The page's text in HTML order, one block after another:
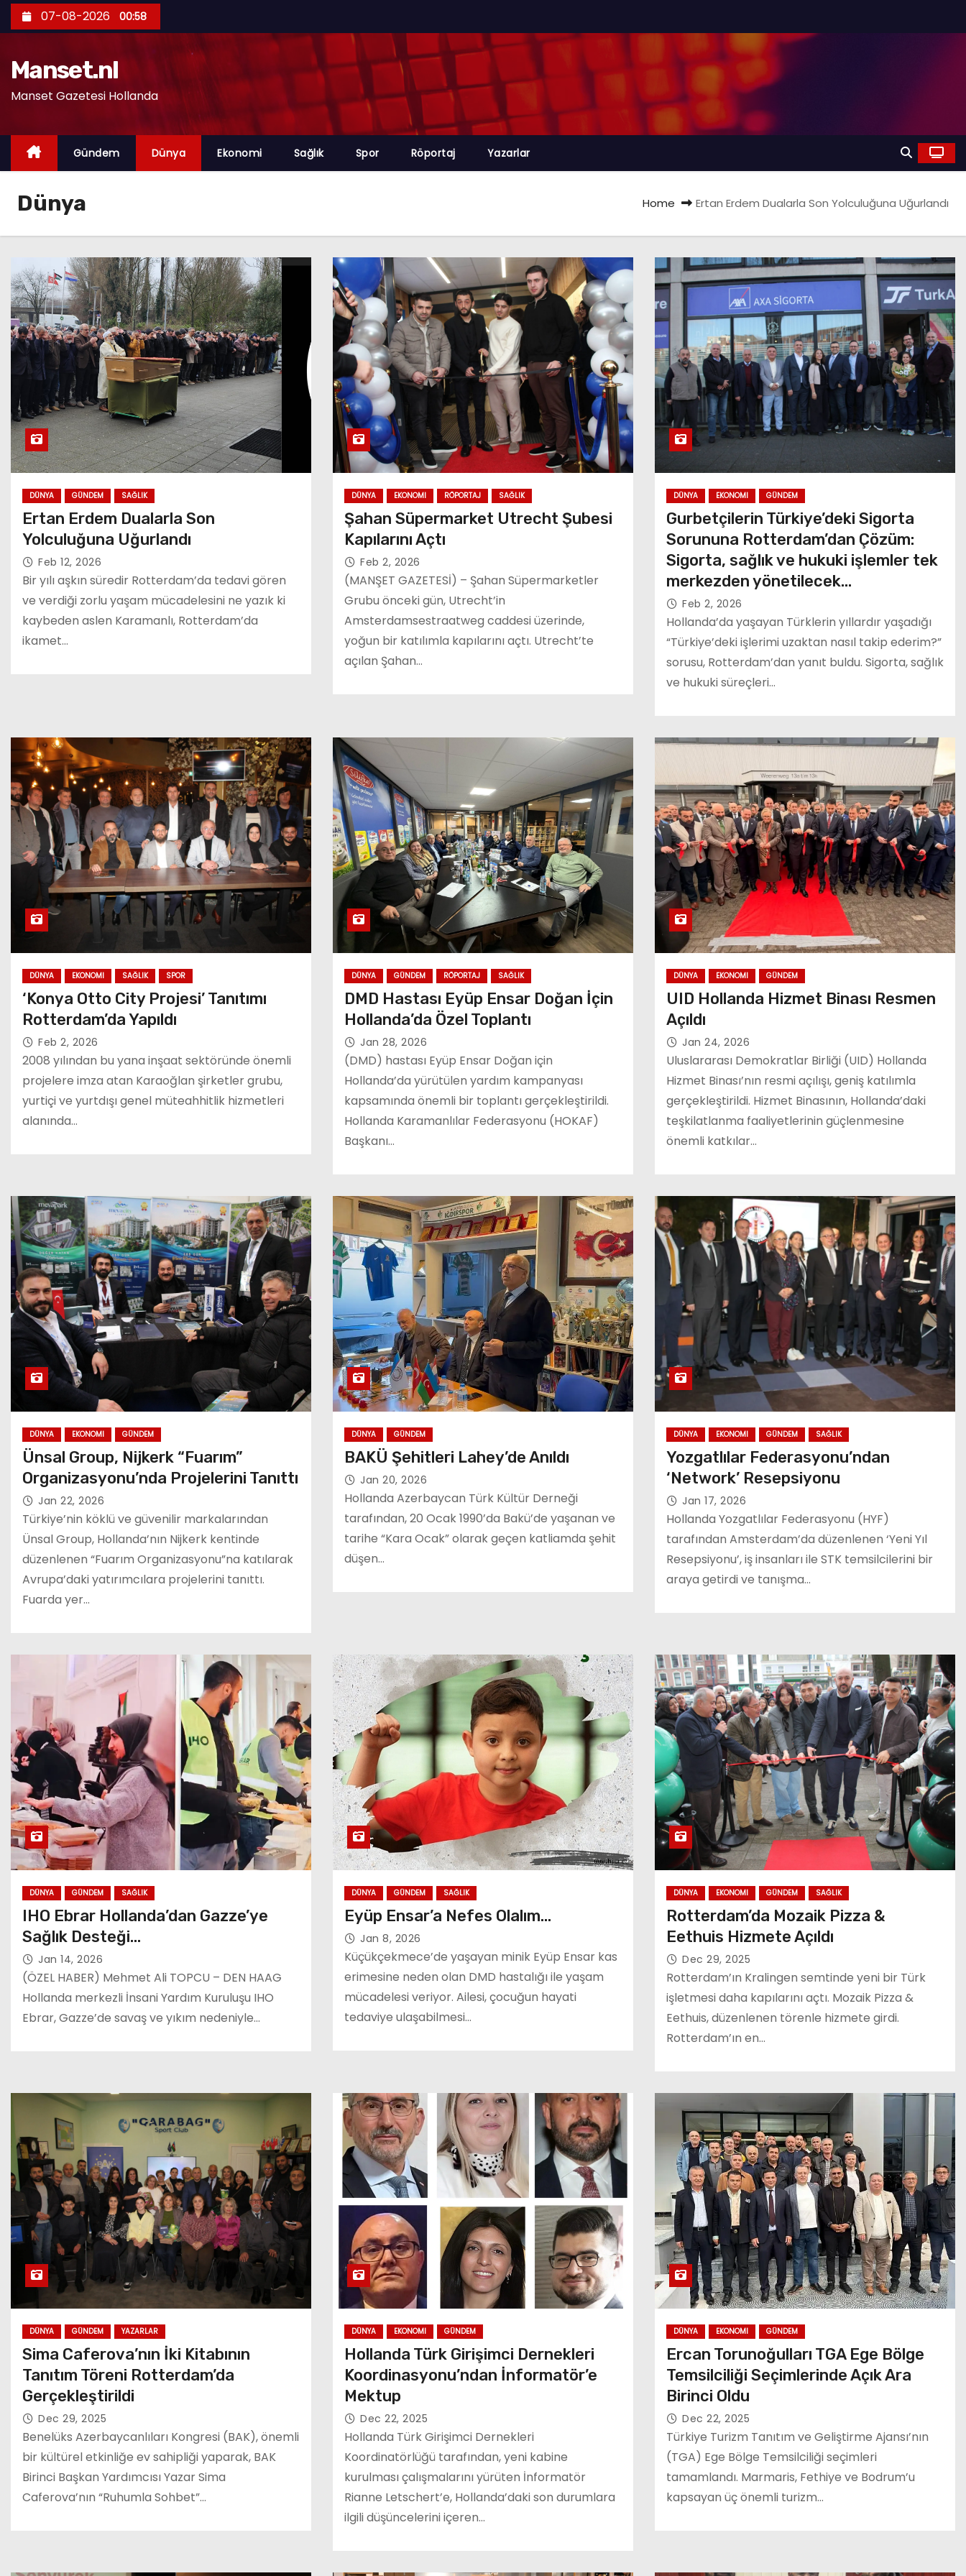
k
n
07-08-2026 00:58
Manset.nl
Manset Gazetesi Hollanda
Gündem Dünya Ekonomi Sağlık Spor Röportaj Yazarlar
Dünya Home Ertan Erdem Dualarla Son Yolculuğuna Uğurlandı
DÜNYA GÜNDEM SAĞLIK
Ertan Erdem Dualarla Son
Yolculuğuna Uğurlandı
Feb 12, 2026
Bir yılı aşkın süredir Rotterdam’da tedavi gören
ve verdiği zorlu yaşam mücadelesini ne yazık ki
kaybeden aslen Karamanlı, Rotterdam’da
ikamet…
DÜNYA EKONOMI RÖPORTAJ SAĞLIK
Şahan Süpermarket Utrecht Şubesi
Kapılarını Açtı
Feb 2, 2026
(MANŞET GAZETESİ) – Şahan Süpermarketler
Grubu önceki gün, Utrecht’in
Amsterdamsestraatweg caddesi üzerinde,
yoğun bir katılımla kapılarını açtı. Utrecht’te
açılan Şahan…
DÜNYA EKONOMI GÜNDEM
Gurbetçilerin Türkiye’deki Sigorta
Sorununa Rotterdam’dan Çözüm:
Sigorta, sağlık ve hukuki işlemler tek
merkezden yönetilecek…
Feb 2, 2026
Hollanda’da yaşayan Türklerin yıllardır yaşadığı
“Türkiye’deki işlerimi uzaktan nasıl takip ederim?”
sorusu, Rotterdam’dan yanıt buldu. Sigorta, sağlık
ve hukuki süreçleri…
DÜNYA EKONOMI SAĞLIK SPOR
‘Konya Otto City Projesi’ Tanıtımı
Rotterdam’da Yapıldı
Feb 2, 2026
2008 yılından bu yana inşaat sektöründe önemli
projelere imza atan Karaoğlan şirketler grubu,
yurtiçi ve yurtdışı genel müteahhitlik hizmetleri
alanında…
DÜNYA GÜNDEM RÖPORTAJ SAĞLIK
DMD Hastası Eyüp Ensar Doğan İçin
Hollanda’da Özel Toplantı
Jan 28, 2026
(DMD) hastası Eyüp Ensar Doğan için
Hollanda’da yürütülen yardım kampanyası
kapsamında önemli bir toplantı gerçekleştirildi.
Hollanda Karamanlılar Federasyonu (HOKAF)
Başkanı…
DÜNYA EKONOMI GÜNDEM
UID Hollanda Hizmet Binası Resmen
Açıldı
Jan 24, 2026
Uluslararası Demokratlar Birliği (UID) Hollanda
Hizmet Binası’nın resmi açılışı, geniş katılımla
gerçekleştirildi. Hizmet Binasının, Hollanda’daki
teşkilatlanma faaliyetlerinin güçlenmesine
önemli katkılar…
DÜNYA EKONOMI GÜNDEM
Ünsal Group, Nijkerk “Fuarım”
Organizasyonu’nda Projelerini Tanıttı
Jan 22, 2026
Türkiye’nin köklü ve güvenilir markalarından
Ünsal Group, Hollanda’nın Nijkerk kentinde
düzenlenen “Fuarım Organizasyonu”na katılarak
Avrupa’daki yatırımcılara projelerini tanıttı.
Fuarda yer…
DÜNYA GÜNDEM
BAKÜ Şehitleri Lahey’de Anıldı
Jan 20, 2026
Hollanda Azerbaycan Türk Kültür Derneği
tarafından, 20 Ocak 1990’da Bakü’de yaşanan ve
tarihe “Kara Ocak” olarak geçen katliamda şehit
düşen…
DÜNYA EKONOMI GÜNDEM SAĞLIK
Yozgatlılar Federasyonu’ndan
‘Network’ Resepsiyonu
Jan 17, 2026
Hollanda Yozgatlılar Federasyonu (HYF)
tarafından Amsterdam’da düzenlenen ‘Yeni Yıl
Resepsiyonu’, iş insanları ile STK temsilcilerini bir
araya getirdi ve tanışma…
DÜNYA GÜNDEM SAĞLIK
IHO Ebrar Hollanda’dan Gazze’ye
Sağlık Desteği…
Jan 14, 2026
(ÖZEL HABER) Mehmet Ali TOPCU – DEN HAAG
Hollanda merkezli İnsani Yardım Kuruluşu IHO
Ebrar, Gazze’de savaş ve yıkım nedeniyle…
DÜNYA GÜNDEM SAĞLIK
Eyüp Ensar’a Nefes Olalım…
Jan 8, 2026
Küçükçekmece’de yaşayan minik Eyüp Ensar kas
erimesine neden olan DMD hastalığı ile yaşam
mücadelesi veriyor. Ailesi, çocuğun hayati
tedaviye ulaşabilmesi…
DÜNYA EKONOMI GÜNDEM SAĞLIK
Rotterdam’da Mozaik Pizza &
Eethuis Hizmete Açıldı
Dec 29, 2025
Rotterdam’ın Kralingen semtinde yeni bir Türk
işletmesi daha kapılarını açtı. Mozaik Pizza &
Eethuis, düzenlenen törenle hizmete girdi.
Rotterdam’ın en…
DÜNYA GÜNDEM YAZARLAR
Sima Caferova’nın İki Kitabının
Tanıtım Töreni Rotterdam’da
Gerçekleştirildi
Dec 29, 2025
Benelüks Azerbaycanlıları Kongresi (BAK), önemli
bir kültürel etkinliğe ev sahipliği yaparak, BAK
Birinci Başkan Yardımcısı Yazar Sima
Caferova’nın “Ruhumla Sohbet”…
DÜNYA EKONOMI GÜNDEM
Hollanda Türk Girişimci Dernekleri
Koordinasyonu’ndan İnformatör’e
Mektup
Dec 22, 2025
Hollanda Türk Girişimci Dernekleri
Koordinatörlüğü tarafından, yeni kabine
kurulması çalışmalarını yürüten İnformatör
Rianne Letschert’e, Hollanda’daki son durumlara
ilgili düşüncelerini içeren…
DÜNYA EKONOMI GÜNDEM
Ercan Torunoğulları TGA Ege Bölge
Temsilciliği Seçimlerinde Açık Ara
Birinci Oldu
Dec 22, 2025
Türkiye Turizm Tanıtım ve Geliştirme Ajansı’nın
(TGA) Ege Bölge Temsilciliği seçimleri
tamamlandı. Marmaris, Fethiye ve Bodrum’u
kapsayan üç önemli turizm…